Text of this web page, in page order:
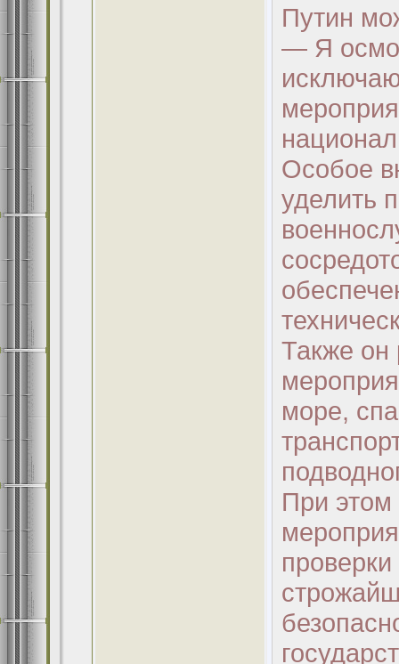
Путин
— Я
Особое
уделить
Также он
море,
При этом